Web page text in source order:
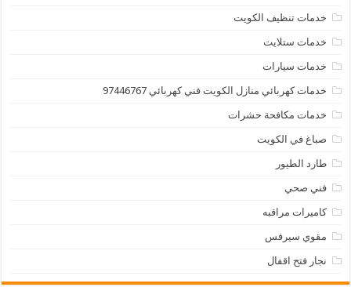
خدمات تنظيف الكويت
خدمات ستلايت
خدمات سيارات
خدمات كهربائي منازل الكويت فني كهربائي 97446767
خدمات مكافحة حشرات
صباغ في الكويت
طارد الطيور
فني صحي
كاميرات مراقبه
مقوي سيرفس
نجار فتح اقفال